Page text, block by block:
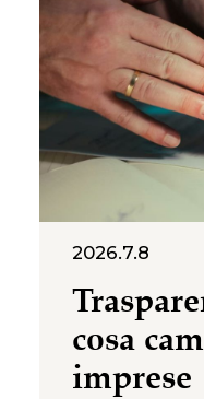
2026.7.8
cosa
imprese